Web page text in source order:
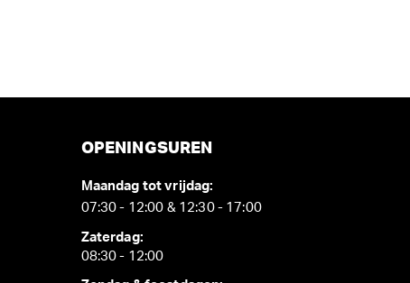
OPENINGSUREN
Maandag tot vrijdag:
07:30 - 12:00 & 12:30 - 17:00
Zaterdag:
08:30 - 12:00